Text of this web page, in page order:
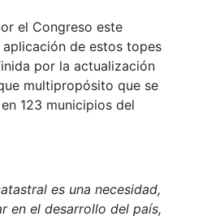
el Congreso este
de estos topes
por la actualización
multipropósito que se
123 municipios del
es una necesidad,
en el desarrollo del país,